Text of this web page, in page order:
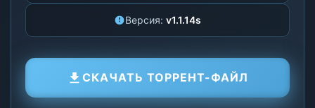
Версия: v1.1.14s
СКАЧАТЬ ТОРРЕНТ-ФАЙЛ